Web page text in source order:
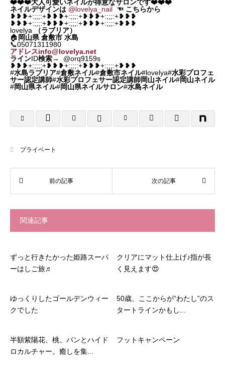
❤️❤️❤️大人可愛いネイルが得意なサロンです❤️❤️❤️
ネイルデザインは @lovelya_nail ☜ こちらから
❥❥❥+:;;;:+❥❥❥+:;;;:+❥❥❥+:;;;:+❥❥❥
❥❥❥+:;;;:+❥❥❥+:;;;:+❥❥❥+:;;;:+❥❥❥
lovelya
（ラブリア）
🏠 岡山県 倉敷市 水島
📞05071311980
アドレスinfo@lovelya.net
ラインID検索→ @orq9159s
❥❥❥+:;;;:+❥❥❥+:;;;:+❥❥❥+:;;;:+❥❥❥
#水島ラブリア#倉敷ネイル#倉敷市ネイル#lovelya#水彩プロフェ
サー認定講師#水彩プロフェサー認定講師岡山ネイル#岡山ネイル
#岡山県ネイル#岡山県ネイルサロン#水島ネイル
プライベート
関連記事
ずっと行きたかった姫路スーパ
ーはしご旅♬
クリアにマット仕上げ♪指が長
く見えます😍
ゆっくりしたゴールデンウィー
クでした
50歳、ここからが“わたし”のス
タートラインかもし...
半額紫陽花、桃、パンとハイド
ロカルチャー。癒しを集...
フットキャンペーン